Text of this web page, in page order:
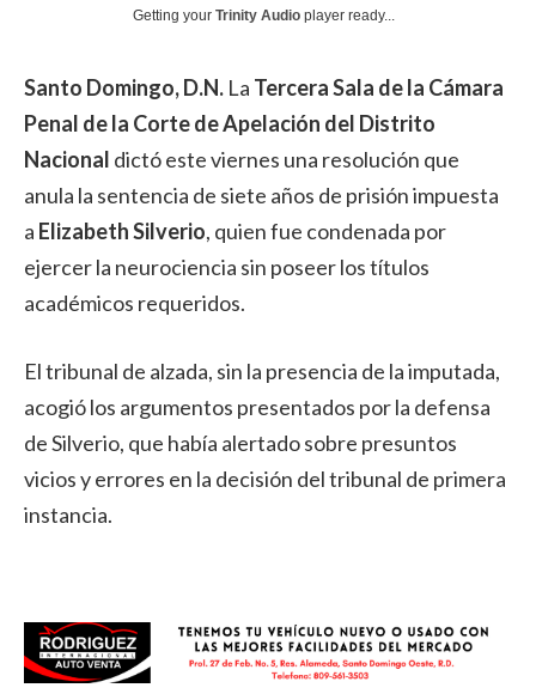
Getting your Trinity Audio player ready...
Santo Domingo, D.N. La Tercera Sala de la Cámara
Penal de la Corte de Apelación del Distrito
Nacional dictó este viernes una resolución que
anula la sentencia de siete años de prisión impuesta
a Elizabeth Silverio, quien fue condenada por
ejercer la neurociencia sin poseer los títulos
académicos requeridos.
El tribunal de alzada, sin la presencia de la imputada,
acogió los argumentos presentados por la defensa
de Silverio, que había alertado sobre presuntos
vicios y errores en la decisión del tribunal de primera
instancia.